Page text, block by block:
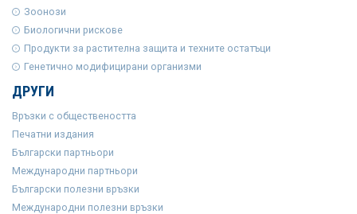
Зоонози
Биологични рискове
Продукти за растителна защита и техните остатъци
Генетично модифицирани организми
ДРУГИ
Връзки с обществеността
Печатни издания
Български партньори
Международни партньори
Български полезни връзки
Международни полезни връзки